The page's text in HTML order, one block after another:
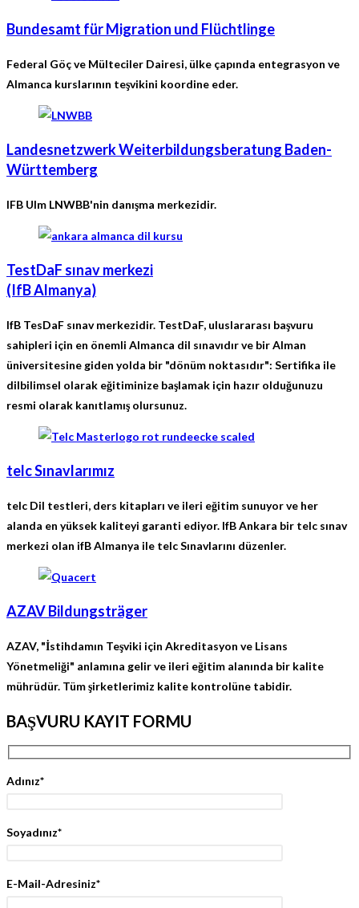
Bundesamt für Migration und Flüchtlinge
Federal Göç ve Mülteciler Dairesi, ülke çapında entegrasyon ve
Almanca kurslarının teşvikini koordine eder.
Landesnetzwerk Weiterbildungsberatung Baden-
Württemberg
IFB Ulm LNWBB'nin danışma merkezidir.
TestDaF sınav merkezi
(IfB Almanya)
IfB TesDaF sınav merkezidir. TestDaF, uluslararası başvuru
sahipleri için en önemli Almanca dil sınavıdır ve bir Alman
üniversitesine giden yolda bir "dönüm noktasıdır": Sertifika ile
dilbilimsel olarak eğitiminize başlamak için hazır olduğunuzu
resmi olarak kanıtlamış olursunuz.
telc Sınavlarımız
telc Dil testleri, ders kitapları ve ileri eğitim sunuyor ve her
alanda en yüksek kaliteyi garanti ediyor. IfB Ankara bir telc sınav
merkezi olan ifB Almanya ile telc Sınavlarını düzenler.
AZAV Bildungsträger
AZAV, "İstihdamın Teşviki için Akreditasyon ve Lisans
Yönetmeliği" anlamına gelir ve ileri eğitim alanında bir kalite
mührüdür. Tüm şirketlerimiz kalite kontrolüne tabidir.
BAŞVURU KAYIT FORMU
Adınız*
Soyadınız*
E-Mail-Adresiniz*